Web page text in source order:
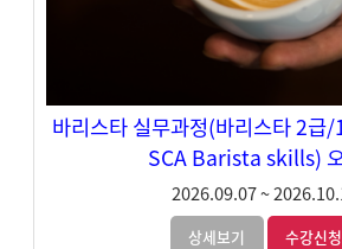
바리스타 실무과정(바리스타 2급/
SCA Barista skills)
2026.09.07~
상세보기 수강신청